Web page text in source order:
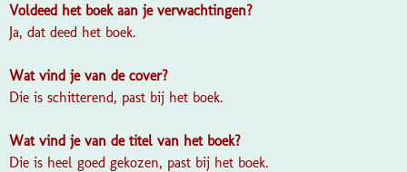
Voldeed het boek aan je verwachtingen?
Ja, dat deed het boek.
Wat vind je van de cover?
Die is schitterend, past bij het boek.
Wat vind je van de titel van het boek?
Die is heel goed gekozen, past bij het boek.